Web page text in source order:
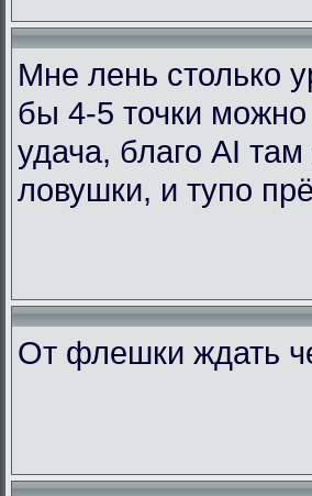
Мне лень столько
бы 4-5 точки
удача, благо AI
ловушки, и тупо
От флешки ждать